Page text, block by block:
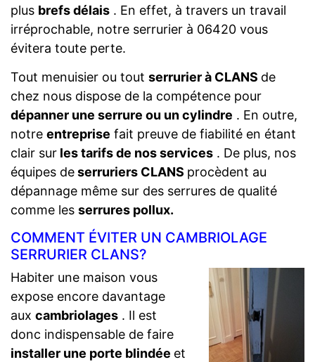
plus brefs délais . En effet, à travers un travail
irréprochable, notre serrurier à 06420 vous
évitera toute perte.
Tout menuisier ou tout serrurier à CLANS de
chez nous dispose de la compétence pour
dépanner une serrure ou un cylindre . En outre,
notre entreprise fait preuve de fiabilité en étant
clair sur les tarifs de nos services . De plus, nos
équipes deserruriers CLANS procèdent au
dépannage même sur des serrures de qualité
comme les serrures pollux.
COMMENT ÉVITER UN CAMBRIOLAGE
SERRURIER CLANS?
Habiter une maison vous
expose encore davantage
aux cambriolages . Il est
donc indispensable de faire
installer une porte blindée et